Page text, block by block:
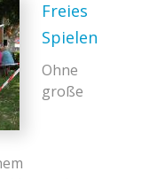
Freies
Spielen
Ohne
große